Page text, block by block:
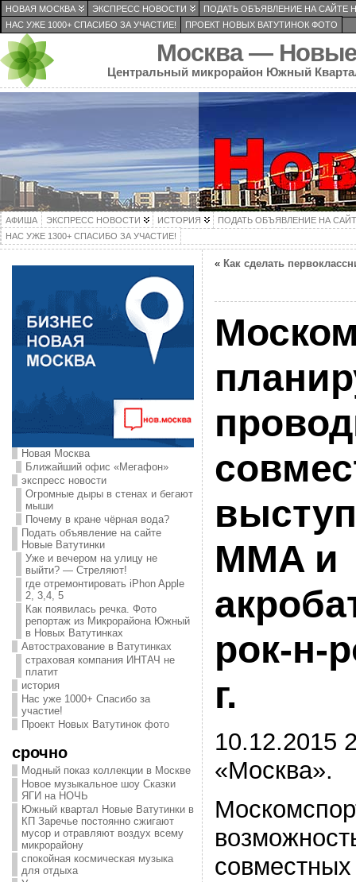
НОВАЯ МОСКВА ЭКСПРЕСС НОВОСТИ
ПОДАТЬ ОБЪЯВЛЕНИЕ НА САЙТЕ
НАС УЖЕ 1000+ СПАСИБО ЗА УЧАСТИЕ!
ПРОЕКТ НОВЫХ ВАТУТИНОК ФОТО
Москва — Новые
Центральный микрорайон Южный
АФИША ЭКСПРЕСС НОВОСТИ ИСТОРИЯ
ПОДАТЬ ОБЪЯВЛЕНИЕ НА
НАС УЖЕ 1300+ СПАСИБО ЗА УЧАСТИЕ!
Новая Москва
Ближайший офис «Мегафон»
экспресс новости
Огромные дыры в стенах и бегают
мыши
Почему в кране чёрная вода?
Подать объявление на сайте
Новые Ватутинки
Уже и вечером на улицу не
выйти? — Стреляют!
где отремонтировать iPhon Apple
2, 3,4, 5
Как появилась речка. Фото
репортаж из Микрорайона Южный
в Новых Ватутинках
Автострахование в Ватутинках
страховая компания ИНТАЧ не
платит
история
Нас уже 1000+ Спасибо за
участие!
Проект Новых Ватутинок фото
срочно
Модный показ коллекции в Москве
Новое музыкальное шоу Сказки
ЯГИ на НОЧЬ
Южный квартал Новые Ватутинки в
КП Заречье постоянно сжигают
мусор и отравляют воздух всему
микрорайону
спокойная космическая музыка
для отдыха
« Как сделать
MMA и
рок-н-
г.
10.12.2015
«Москва».